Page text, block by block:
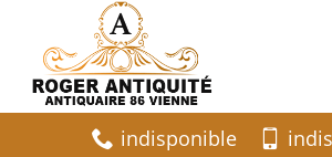
indisponible